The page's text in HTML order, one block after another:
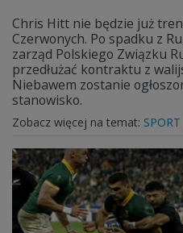
Chris Hitt nie będzie już
Czerwonych. Po spadku z
zarząd Polskiego Związku
przedłużać kontraktu z
Niebawem zostanie
stanowisko.
Zobacz więcej na temat: SPORT